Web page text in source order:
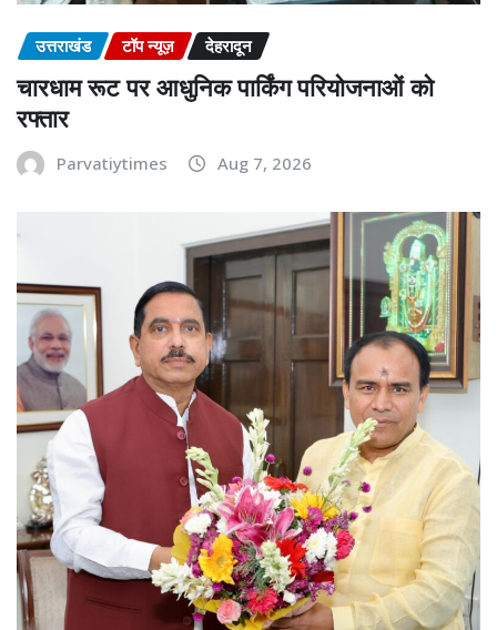
उत्तराखंड टॉप न्यूज़ देहरादून
चारधाम रूट पर आधुनिक पार्किंग परियोजनाओं को
रफ्तार
Parvatiytimes Aug 7, 2026